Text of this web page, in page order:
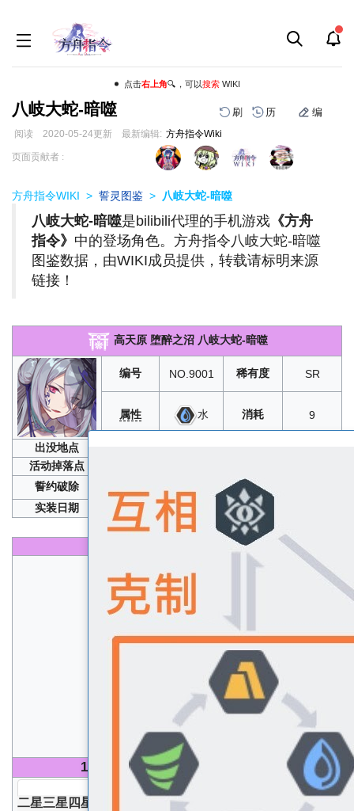
点击右上角🔍，可以搜索WIKI
八岐大蛇-暗噬 刷 历 编
阅读 2020-05-24更新 最新编辑: 方舟指令Wiki
跳
航
跳
索
页面贡献者 :
方舟指令WIKI > 誓灵图鉴 > 八岐大蛇-暗噬
八岐大蛇-暗噬是bilibili代理的手机游戏 《方舟
指令》 中的登场角色。方舟指令八岐大蛇-暗噬
图鉴数据，由WIKI成员提供，转载请标明来源
链接！
高天原 堕醉之沼 八岐大蛇-暗噬
编号 NO.9001 稀有度 SR
属性 水 消耗 9
出没地点
活动掉落点
誓约破除
、5
实装日期
2019年09月06日
物攻
B
物防
魔攻
魔防
S
100 级 无圣器无核心无能源分配能力值
二星三星 四星